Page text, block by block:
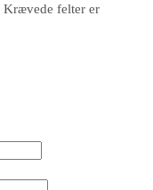
Krævede felter er